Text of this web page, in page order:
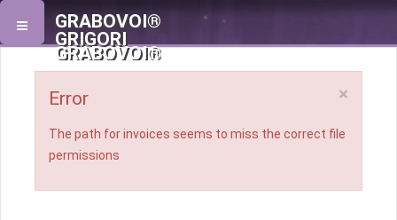
GRABOVOI®
GRIGORI
GRABOVOI®
×
Error
The path for invoices seems to miss the correct file
permissions